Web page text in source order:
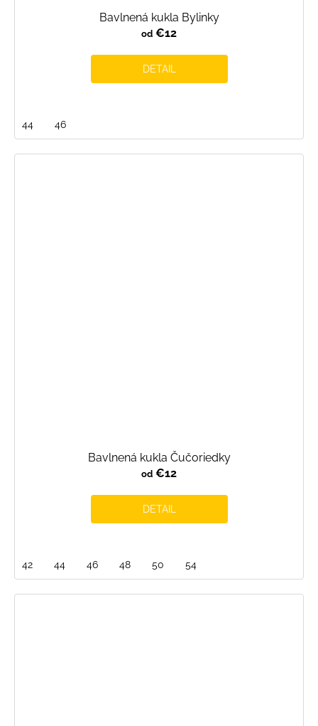
Bavlnená kukla Bylinky
od €12
DETAIL
44 46
Bavlnená kukla Čučoriedky
od €12
DETAIL
42 44 46 48 50 54